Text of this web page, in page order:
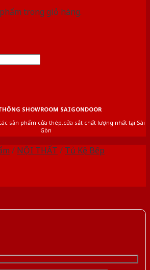
trong giỏ hàng.
SHOWROOM SAIGONDOOR
sản phẩm cửa thép,cửa sắt chất lượng nhất tại Sài
Gòn
/ NỘI THẤT / Tủ Kệ Bếp